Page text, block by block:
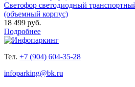
Светофор светодиодный
(объемный корпус)
18 499 руб.
Подробнее
Тел. +7 (904) 604-35-28
infoparking@bk.ru